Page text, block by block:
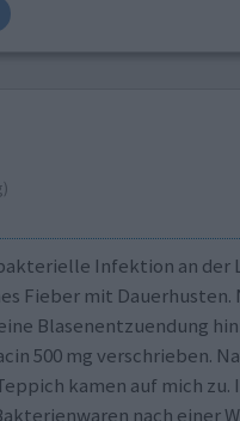
Infektion an der
Fieber mit Dauerhusten.
Blasenentzuendung
500 mg verschrieben.
kamen auf mich
nach einer